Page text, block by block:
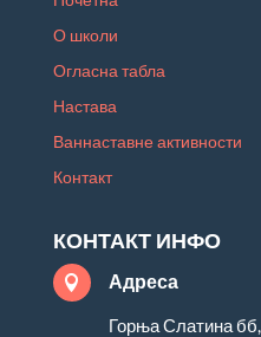
О школи
Огласна табла
Настава
Ваннаставне активности
Контакт
КОНТАКТ ИНФО
 Адреса
Горња Слатина